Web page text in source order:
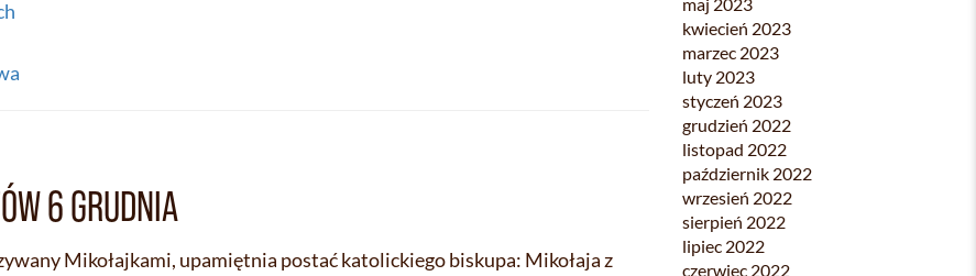
6 GRUDNIA
Mikołajkami, upamiętnia postać katolickiego biskupa: Mikołaja z
kwiecień 2023
marzec 2023
luty 2023
styczeń 2023
grudzień 2022
listopad 2022
październik 2022
wrzesień 2022
sierpień 2022
lipiec 2022
czerwiec 2022